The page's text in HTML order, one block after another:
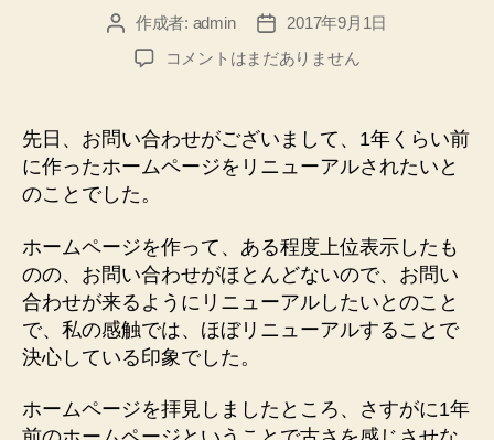
投 作成者: admin
投
稿
2017年9月1日
ホ
ペ
ー
ニ
ュ
ー
ア
ル
を
す
る
コメントはまだありません
先日、お問い合わせがございまして、1年くらい前
に作ったホームページをリニューアルされたいと
のことでした。
ホームページを作って、ある程度上位表示したも
のの、お問い合わせがほとんどないので、お問い
合わせが来るようにリニューアルしたいとのこと
で、私の感触では、ほぼリニューアルすることで
決心している印象でした。
ホームページを拝見しましたところ、さすがに1年